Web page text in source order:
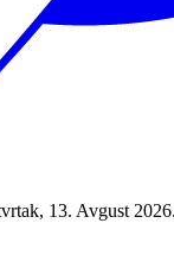
13. Avgust 2026.